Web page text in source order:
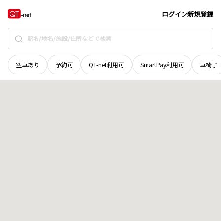
ログイン新規登録
空車あり 予約可 QT-net利用可 SmartPay利用可 車椅子
広島県